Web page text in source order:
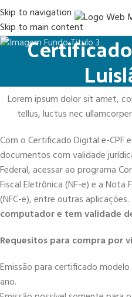
Skip to navigation
Skip to main content
Lorem ipsum dolor sit amet,
tellus, luctus nec
Com o Certificado Digital e-CPF
documentos com validade
Federal, acessar ao programa
Fiscal Eletrônica (NF-e) e a Nota
(NFC-e), entre outras aplicações.
computador e tem validade
Requesitos para compra por
Emissão para certificado
ano.